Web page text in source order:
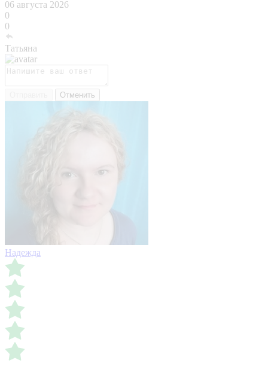
06 августа 2026
0
0
Татьяна
Отменить
Надежда